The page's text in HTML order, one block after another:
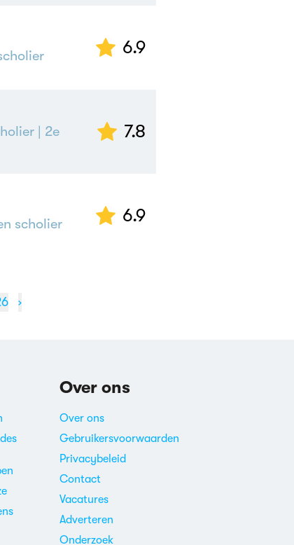
6.9
| 2e
7.8
scholier
6.9
›
Over ons
Over ons
Gebruikersvoorwaarden
Privacybeleid
Contact
Vacatures
Adverteren
Onderzoek